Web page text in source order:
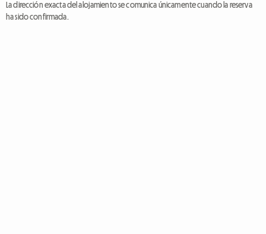
La dirección exacta del alojamiento se comunica únicamente cuando la reserva
ha sido confirmada.